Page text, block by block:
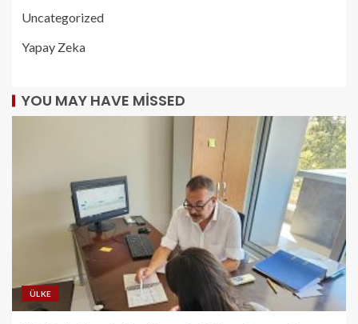
Uncategorized
Yapay Zeka
YOU MAY HAVE MISSED
ÜLKE